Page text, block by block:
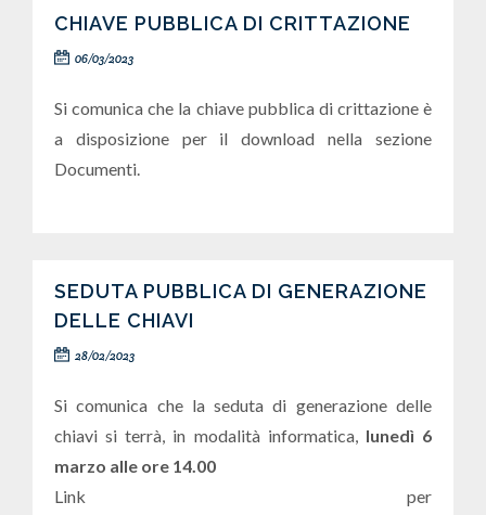
CHIAVE PUBBLICA DI CRITTAZIONE
06/03/2023
Si comunica che la chiave pubblica di crittazione è
a disposizione per il download nella sezione
Documenti.
SEDUTA PUBBLICA DI GENERAZIONE
DELLE CHIAVI
28/02/2023
Si comunica che la seduta di generazione delle
chiavi si terrà, in modalità informatica, lunedì 6
marzo alle ore 14.00
Link per